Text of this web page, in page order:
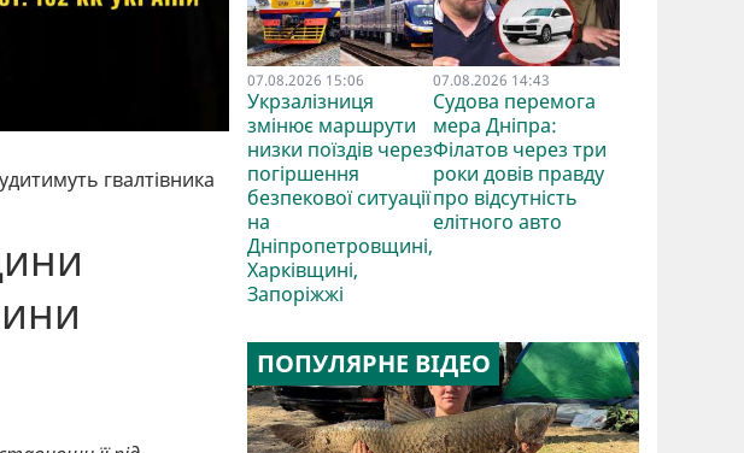
гвалтівника
07.08.2026 15:06
Укрзалізниця
змінює маршрути
низки поїздів через
погіршення
безпекової ситуації
на
Дніпропетровщині,
Харківщині,
Запоріжжі
07.08.2026 14:43
Судова перемога
мера Дніпра:
Філатов через три
роки довів правду
про відсутність
елітного авто
ПОПУЛЯРНЕ ВІДЕО